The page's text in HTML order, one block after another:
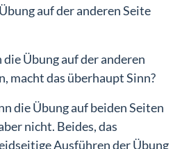
auf der anderen Seite
die Übung auf der anderen
macht das überhaupt Sinn?
die Übung auf beiden Seiten
nicht. Beides, das
Ausführen der Übung